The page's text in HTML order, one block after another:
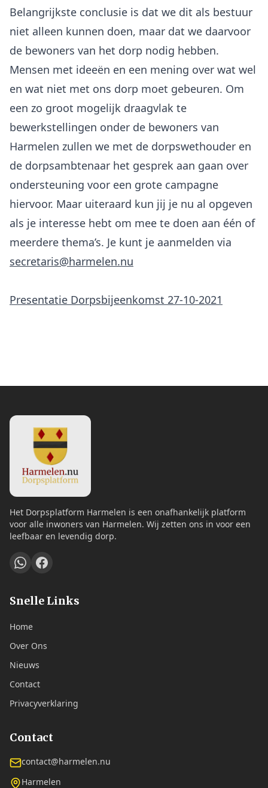
Belangrijkste conclusie is dat we dit als bestuur
niet alleen kunnen doen, maar dat we daarvoor
de bewoners van het dorp nodig hebben.
Mensen met ideeën en een mening over wat wel
en wat niet met ons dorp moet gebeuren. Om
een zo groot mogelijk draagvlak te
bewerkstellingen onder de bewoners van
Harmelen zullen we met de dorpswethouder en
de dorpsambtenaar het gesprek aan gaan over
ondersteuning voor een grote campagne
hiervoor. Maar uiteraard kun jij je nu al opgeven
als je interesse hebt om mee te doen aan één of
meerdere thema’s. Je kunt je aanmelden via
secretaris@harmelen.nu
Presentatie Dorpsbijeenkomst 27-10-2021
Het Dorpsplatform Harmelen is een onafhankelijk platform
voor alle inwoners van Harmelen. Wij zetten ons in voor een
leefbaar en levendig dorp.
Snelle Links
Home
Over Ons
Nieuws
Contact
Privacyverklaring
Contact
contact@harmelen.nu
Harmelen